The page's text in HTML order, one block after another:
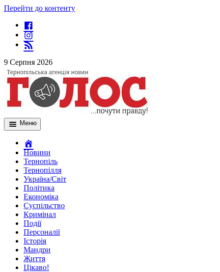
Перейти до контенту
9 Серпня 2026
Меню
Новини
Тернопіль
Тернопілля
Україна/Світ
Політика
Економіка
Суспільство
Кримінал
Події
Персоналії
Історія
Мандри
Життя
Цікаво!